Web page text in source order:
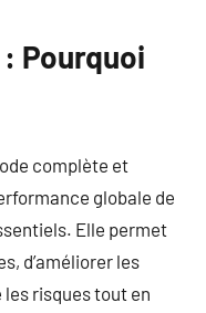
Pourquoi
complète et
globale de
Elle permet
d’améliorer les
risques tout en